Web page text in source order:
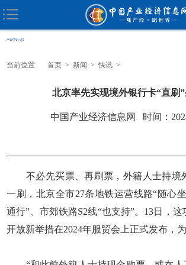
当前位置 首页 > 新闻 > 快讯 >
北京率先实现境外银行卡“直刷
中国产业经济信息网 时间：
不必先买票、再刷票，外籍人士持境
一刷，北京全市27条地铁运营线路“随心
通行”、市郊铁路S2线“也支持”。13日，
开放新举措在2024年服贸会上正式发布，